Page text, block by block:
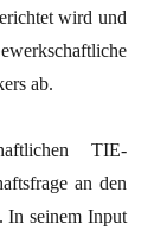
wird und
ab.
TIE-
an den
In seinem Input